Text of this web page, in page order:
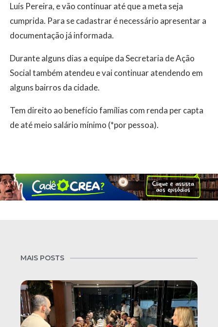
Luís Pereira, e vão continuar até que a meta seja
cumprida. Para se cadastrar é necessário apresentar a
documentação já informada.
Durante alguns dias a equipe da Secretaria de Ação
Social também atendeu e vai continuar atendendo em
alguns bairros da cidade.
Tem direito ao benefício famílias com renda per capta
de até meio salário mínimo (*por pessoa).
MAIS POSTS